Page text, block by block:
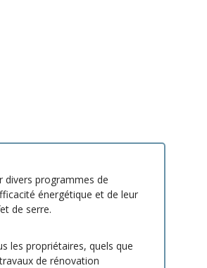
divers programmes de
énergétique et de leur
de serre.
les propriétaires, quels que
de rénovation